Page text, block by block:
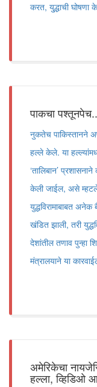
करत, यु्द्धाची घोषणा
पाकचा
नुकतेच पाकिस्तानने
हल्ले केले. या
‌‘तालिबान‌’
केली जाईल, असे
युद्धविरामाबाबत अनेक
खंडित झाली, तरी
देशांतील तणाव पुन्हा
मंत्रालयाने या
अमेरिकेचा
हल्ला, व्हिडिओ